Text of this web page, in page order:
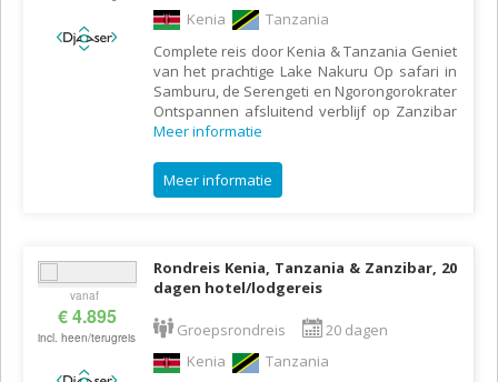
Kenia
Tanzania
Complete reis door Kenia & Tanzania Geniet
van het prachtige Lake Nakuru Op safari in
Samburu, de Serengeti en Ngorongorokrater
Ontspannen afsluitend verblijf op Zanzibar
Meer informatie
Meer informatie
vanaf
€ 4.895
incl. heen/terugreis
Rondreis Kenia, Tanzania & Zanzibar, 20
dagen hotel/lodgereis
Groepsrondreis
20 dagen
Kenia
Tanzania